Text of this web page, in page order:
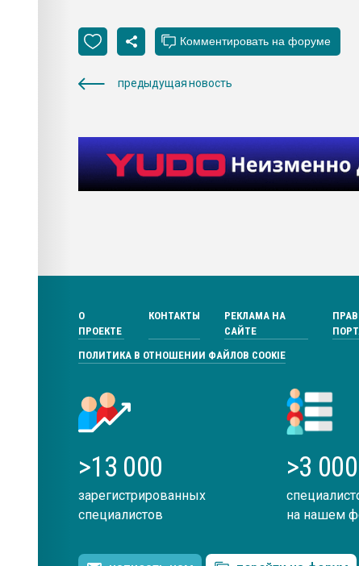
предыдущая новость
О
ПРОЕКТЕ
КОНТАКТЫ
РЕКЛАМА НА
САЙТЕ
ПОЛИТИКА В ОТНОШЕНИИ ФАЙЛОВ COOKIE
>13 000
зарегистрированных
специалистов
>3 000
на нашем